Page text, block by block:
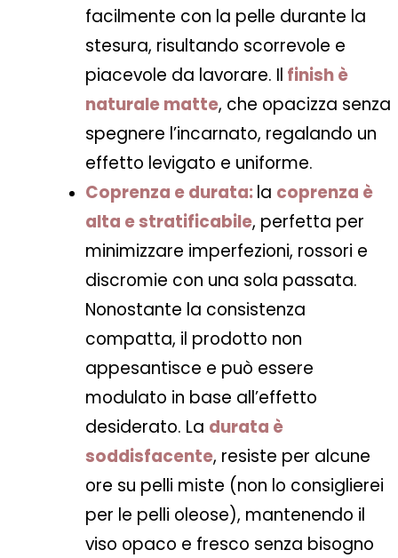
facilmente con la pelle durante la
stesura, risultando scorrevole e
piacevole da lavorare. Il finish è
naturale matte, che opacizza senza
spegnere l’incarnato, regalando un
effetto levigato e uniforme.
Coprenza e durata:la coprenza è
alta e stratificabile, perfetta per
minimizzare imperfezioni, rossori e
discromie con una sola passata.
Nonostante la consistenza
compatta, il prodotto non
appesantisce e può essere
modulato in base all’effetto
desiderato. La durata è
soddisfacente, resiste per alcune
ore su pelli miste (non lo consiglierei
per le pelli oleose), mantenendo il
viso opaco e fresco senza bisogno